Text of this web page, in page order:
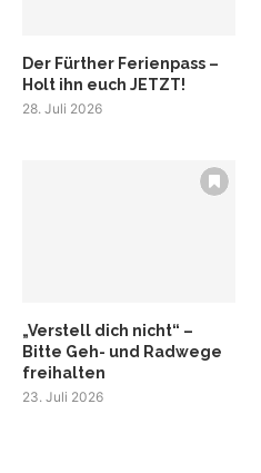
Der Fürther Ferienpass –
Holt ihn euch JETZT!
28. Juli 2026
„Verstell dich nicht“ –
Bitte Geh- und Radwege
freihalten
23. Juli 2026